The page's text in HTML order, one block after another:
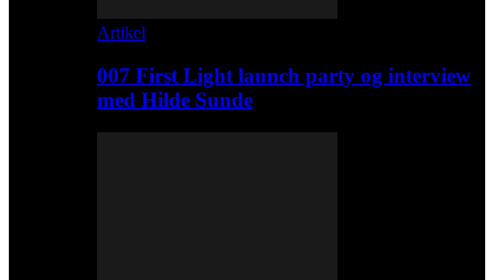
Artikel
007 First Light launch party og interview
med Hilde Sunde